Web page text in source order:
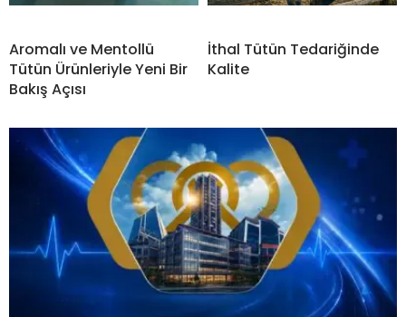
Aromalı ve Mentollü
Tütün Ürünleriyle Yeni Bir
Bakış Açısı
İthal Tütün Tedariğinde
Kalite